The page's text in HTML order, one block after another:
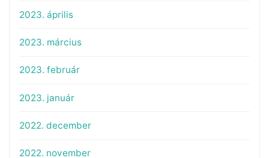
2023. április
2023. március
2023. február
2023. január
2022. december
2022. november